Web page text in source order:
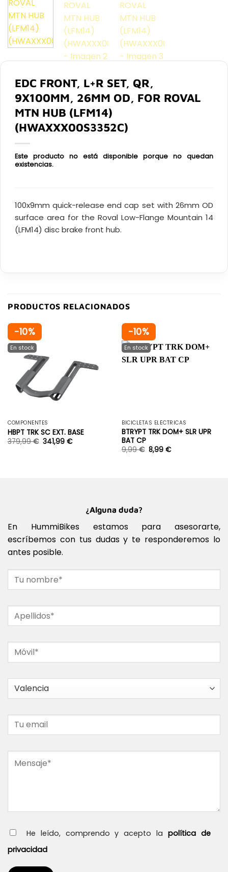
EDC FRONT, L+R SET, QR,
9X100MM, 26MM OD, FOR ROVAL
MTN HUB (LFM14)
(HWAXXX00S3352C)
Este producto no está disponible porque no quedan
existencias.
100x9mm quick-release end cap set with 26mm OD
surface area for the Roval Low-Flange Mountain 14
(LFM14) disc brake front hub.
PRODUCTOS RELACIONADOS
-10%
COMPONENTES
HBPT TRK SC EXT. BASE
379,99€ 341,99€
-10%
BICICLETAS ELÉCTRICAS
BTRYPT TRK DOM+ SLR UPR
BAT CP
9,99€ 8,99€
¿Alguna duda?
En HummiBikes estamos para asesorarte,
escríbemos con tus dudas y te responderemos lo
antes posible.
He leído, comprendo y acepto lapolítica de
privacidad